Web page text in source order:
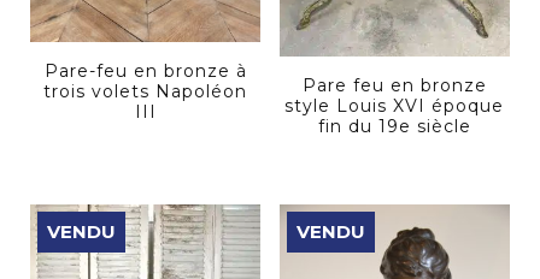
Pare-feu en bronze à
trois volets Napoléon
Pare feu en bronze
style Louis XVI époque
fin du 19e siècle
VENDU VENDU